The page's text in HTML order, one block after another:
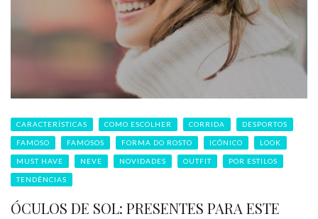
CARACTERÍSTICAS COMO ESCOLHER CORRIDA DESPORTOS
FAMOSO FAMOSOS FORMA DO ROSTO ICÓNICO LOOK
MUST HAVE NEVE NOVIDADES OUTFIT POR ESTILOS
TENDÊNCIAS
ÓCULOS DE SOL: PRESENTES PARA ESTE